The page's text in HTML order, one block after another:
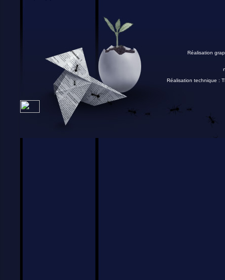
Réalisation
Réalisation technique :